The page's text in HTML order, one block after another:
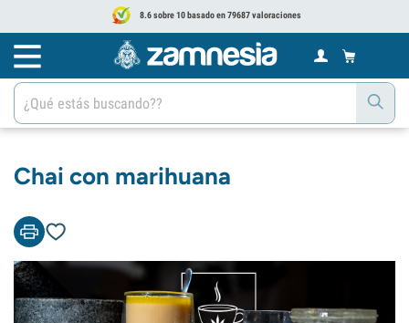
8.6 sobre 10 basado en 79687 valoraciones
Chai con marihuana